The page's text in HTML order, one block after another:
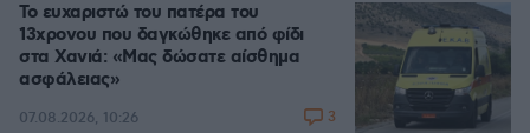
Το ευχαριστώ του πατέρα του
13χρονου που δαγκώθηκε από φίδι
στα Χανιά: «Μας δώσατε αίσθημα
ασφάλειας»
07.08.2026, 10:26 3